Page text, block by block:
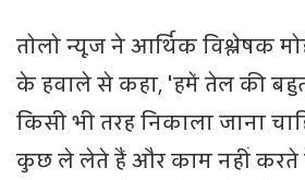
तोलो न्यूज ने आर्थिक विश्लेषक
के हवाले से कहा, 'हमें तेल की
किसी भी तरह निकाला जाना
कुछ ले लेते हैं और काम नहीं करते